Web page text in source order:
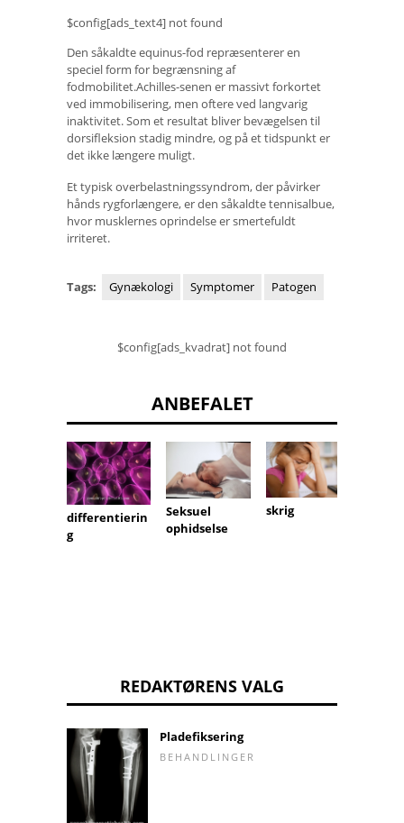
$config[ads_text4] not found
Den såkaldte equinus-fod repræsenterer en
speciel form for begrænsning af
fodmobilitet.Achilles-senen er massivt forkortet
ved immobilisering, men oftere ved langvarig
inaktivitet. Som et resultat bliver bevægelsen til
dorsifleksion stadig mindre, og på et tidspunkt er
det ikke længere muligt.
Et typisk overbelastningssyndrom, der påvirker
hånds rygforlængere, er den såkaldte tennisalbue,
hvor musklernes oprindelse er smertefuldt
irriteret.
Tags: Gynækologi Symptomer Patogen
$config[ads_kvadrat] not found
ANBEFALET
differentierin
g
Seksuel
ophidselse
skrig
REDAKTØRENS VALG
Pladefiksering
BEHANDLINGER